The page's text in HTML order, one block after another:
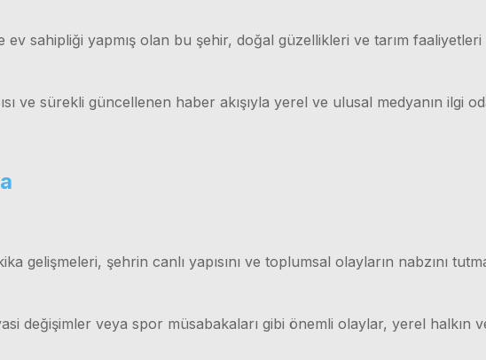
sahipliği yapmış olan bu şehir, doğal güzellikleri ve tarım
ve sürekli güncellenen haber akışıyla yerel ve ulusal medyanın ilgi
gelişmeleri, şehrin canlı yapısını ve toplumsal olayların nabzını
değişimler veya spor müsabakaları gibi önemli olaylar, yerel halkın